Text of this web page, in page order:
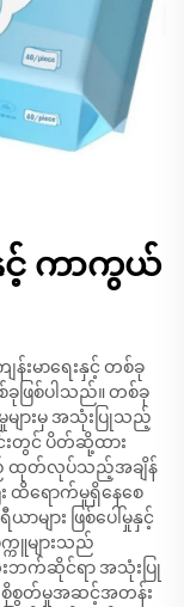
နှင့် ကာကွယ်
းမာရေးနှင့် တစ်ခု
ဖြစ်ပါသည်။ တစ်ခု
များမှ အသုံးပြုသည့်
တွင် ပိတ်ဆို့ထား
ည် ထုတ်လုပ်သည့်အချိန်
ရောက်မှုရှိနေစေ
ား ဖြစ်ပေါ်မှုနှင့်
ကူများသည်
းဘက်ဆိုင်ရာ အသုံးပြု
စိုစွတ်မှုအဆင့်အတန်း